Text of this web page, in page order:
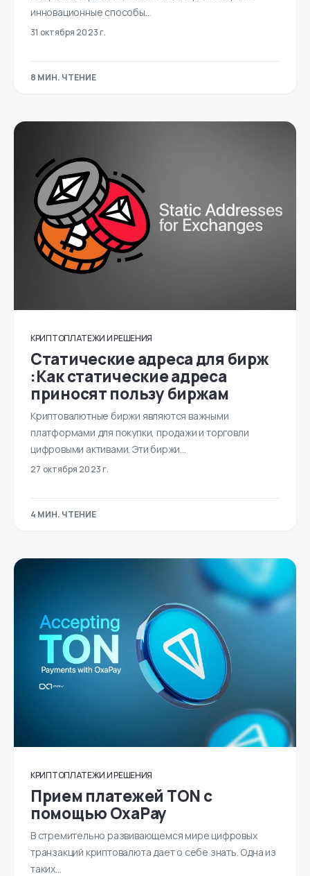
инновационные способы…
31 октября 2023 г.
8 МИН. ЧТЕНИЕ
КРИПТОПЛАТЕЖИ И РЕШЕНИЯ
Статические адреса для бирж
:Как статические адреса
приносят пользу биржам
Криптовалютные биржи являются важными
платформами для покупки, продажи и торговли
цифровыми активами. Эти биржи…
27 октября 2023 г.
4 МИН. ЧТЕНИЕ
КРИПТОПЛАТЕЖИ И РЕШЕНИЯ
Прием платежей TON с
помощью OxaPay
В стремительно развивающемся мире цифровых
транзакций криптовалюта дает о себе знать. Одна из
таких…